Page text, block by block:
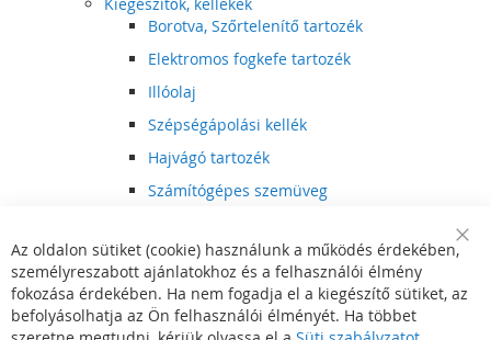
Borotva, Szőrtelenítő tartozék
Elektromos fogkefe tartozék
Illóolaj
Szépségápolási kellék
Hajvágó tartozék
Számítógépes szemüveg
Hajvágó kiegészítő
Szórakoztató elektronika
Multimédia
DVD, BluRay lejátszó
Bar
Az oldalon sütiket (cookie) használunk a működés érdekében,
személyreszabott ajánlatokhoz és a felhasználói élmény
fokozása érdekében. Ha nem fogadja el a kiegészítő sütiket, az
befolyásolhatja az Ön felhasználói élményét. Ha többet